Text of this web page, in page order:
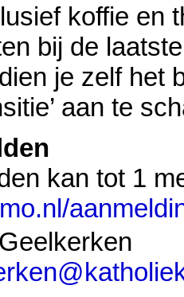
koffie en
bij de
je zelf het
aan te
kan tot 1